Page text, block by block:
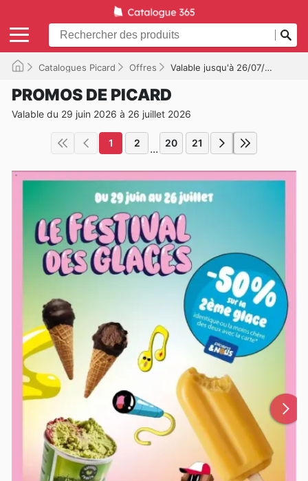
Catalogues Picard Offres Valable jusqu'à 26/07/2026
PROMOS DE PICARD
Valable du 29 juin 2026 à 26 juillet 2026
1 2 ... 20 21